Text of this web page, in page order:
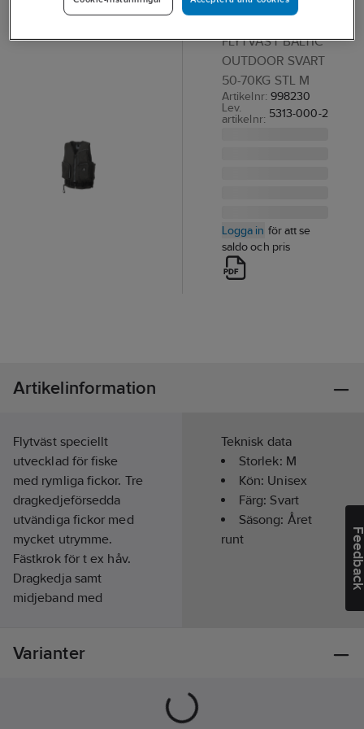
Outdoor
FLYTVÄST BALTIC
OUTDOOR SVART
50-70KG STL M
Artikelnr: 998230
Lev.
artikelnr: 5313-000-2
Logga in för att se
saldo och pris
Artikelinformation
Flytväst speciellt
utvecklad för fiske
med rymliga fickor. Tre
dragkedjeförsedda
utvändiga fickor med
mycket utrymme.
Fästkrok för t ex håv.
Dragkedja samt
midjeband med
grön. 50N flytkraft och
Teknisk data
Storlek: M
Kön: Unisex
Färg:Svart
Säsong: Året
runt
Varianter